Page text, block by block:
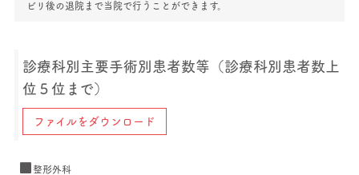
ビリ後の退院まで当院で行うことができます。
診療科別主要手術別患者数等（診療科別患者数上
位５位まで）
ファイルをダウンロード
整形外科